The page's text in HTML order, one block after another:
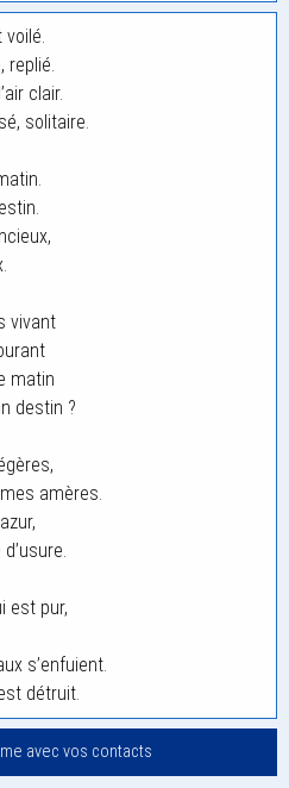
voilé.
replié.
clair.
solitaire.
vivant
matin
destin ?
amères.
est pur,
s’enfuient.
détruit.
avec vos contacts